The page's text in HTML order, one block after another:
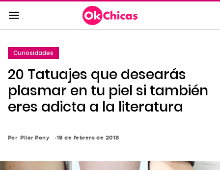
Saltar
al
contenido
a
la
navegación
principal
Curiosidades
20 Tatuajes que desearás
plasmar en tu piel si también
eres adicta a la literatura
Por Pilar Pony 19 de febrero de 2018